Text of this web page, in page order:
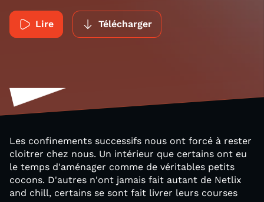
Lire Télécharger
Les confinements successifs nous ont forcé à rester
cloitrer chez nous. Un intérieur que certains ont eu
le temps d'aménager comme de véritables petits
cocons. D'autres n'ont jamais fait autant de Netlix
and chill, certains se sont fait livrer leurs courses